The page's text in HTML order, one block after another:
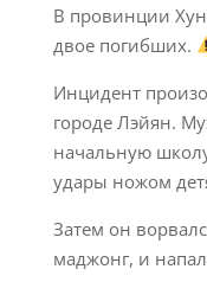
В провинции
двое погибших.
Инцидент
городе Лэйян.
начальную
удары ножом
Затем он
маджонг, и